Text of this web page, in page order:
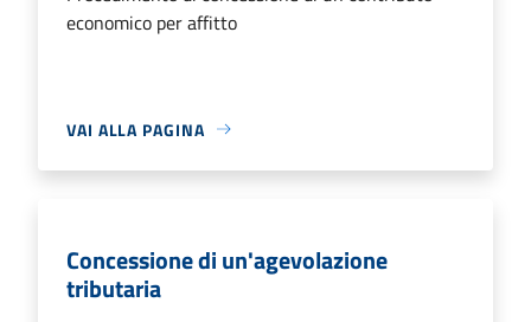
economico per affitto
VAI ALLA PAGINA
Concessione di un'agevolazione
tributaria